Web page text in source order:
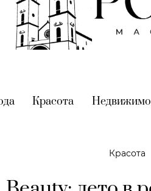
(current)
Красота (current)
Красота